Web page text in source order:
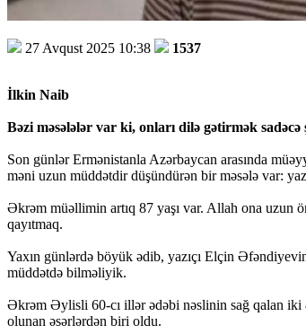
27 Avqust 2025 10:38 1537
İlkin Naib
Bəzi məsələlər var ki, onları dilə gətirmək
Son günlər Ermənistanla Azərbaycan arasında
məni uzun müddətdir düşündürən bir məsələ var:
Əkrəm müəllimin artıq 87 yaşı var. Allah ona uzun
qayıtmaq.
Yaxın günlərdə böyük ədib, yazıçı Elçin
müddətdə bilməliyik.
Əkrəm Əylisli 60-cı illər ədəbi nəslinin sağ qalan iki
olunan əsərlərdən biri oldu.